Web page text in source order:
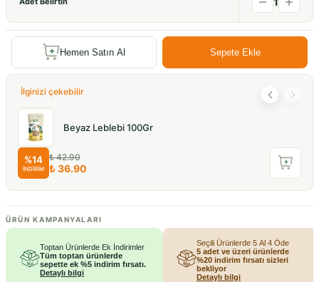
Hemen Satın Al Sepete Ekle
İlginizi çekebilir
Beyaz Leblebi 100Gr
%14
İNDİRİM
₺ 42.90
₺ 36.90
ÜRÜN KAMPANYALARI
Toptan Ürünlerde Ek İndirimler
Tüm toptan ürünlerde
sepette ek %5 indirim fırsatı.
Detaylı bilgi
Seçili Ürünlerde 5 Al 4 Öde
5 adet ve üzeri ürünlerde
%20 indirim fırsatı sizleri
bekliyor
Detaylı bilgi